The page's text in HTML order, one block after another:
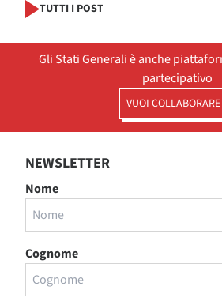
TUTTI I POST
Gli Stati Generali è anche
partecipativo
VUOI
NEWSLETTER
Nome
Cognome